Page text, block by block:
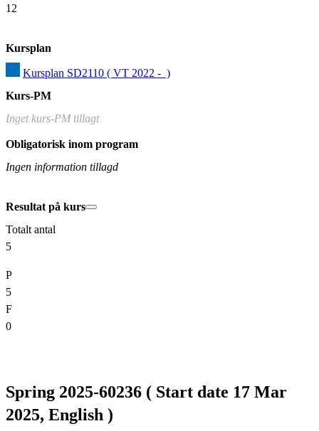
12
Kursplan
Kursplan SD2110 ( VT 2022 -  )
Kurs-PM
Inget kurs-PM tillagt
Obligatorisk inom program
Ingen information tillagd
Resultat på kurs
Totalt antal
5
P
5
F
0
Spring 2025-60236 ( Start date 17 Mar
2025, English )